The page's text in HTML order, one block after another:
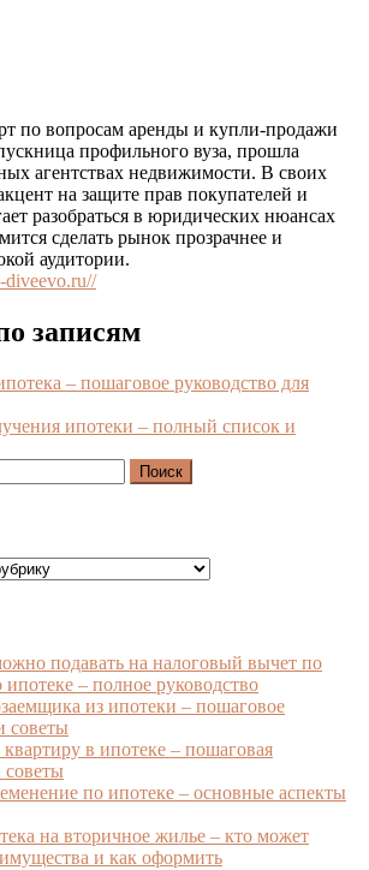
по вопросам аренды и купли-продажи
профильного вуза, прошла
агентствах недвижимости. В своих
на защите прав покупателей и
разобраться в юридических нюансах
сделать рынок прозрачнее и
аудитории.
diveevo.ru//
записям
– пошаговое руководство для
ипотеки – полный список и
подавать на налоговый вычет по
– полное руководство
из ипотеки – пошаговое
советы
в ипотеке – пошаговая
советы
по ипотеке – основные аспекты
на вторичное жилье – кто может
и как оформить